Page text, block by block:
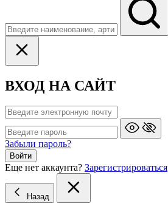
ВХОД НА САЙТ
Забыли пароль?
Войти
Еще нет аккаунта? Зарегистрироваться
Назад